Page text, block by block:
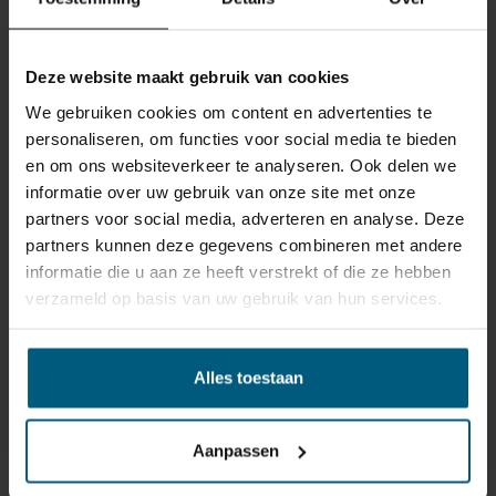
Deze website maakt gebruik van cookies
We gebruiken cookies om content en advertenties te
personaliseren, om functies voor social media te bieden
en om ons websiteverkeer te analyseren. Ook delen we
informatie over uw gebruik van onze site met onze
partners voor social media, adverteren en analyse. Deze
partners kunnen deze gegevens combineren met andere
informatie die u aan ze heeft verstrekt of die ze hebben
verzameld op basis van uw gebruik van hun services.
Alles toestaan
Aanpassen
ABNEHMBARE UND WASCHBARE
HÜLLE
Die praktische Matratzenhülle der Bodyprint Wave
Matratze ist leicht abnehmbar und bei 60 Grad Celsius
waschbar. Dadurch ist die Pflege einfach, und Sie
genießen stets eine hygienische Schlafumgebung –
Ihre Matratze bleibt frisch und sauber.
TENCEL-BEZUG
und geben sie wieder ab. Im Sommer kühl, im Winter
warm. Die Fasern aus Eukalyptusholz sind fein, seidig
daher keine Hautreizungen. Zudem sind die Fasern
biologisch abbaubar, und der Produktionsprozess
schont die Umwelt, indem z. B. der Wasserverbrauch
IM UMKREIS VON 40 KM UM JEDE
FILIALE LIEFERN UND
MONTIEREN WIR
BOXSPRINGBETTEN/BETTEN AB
€ 1000,- KOSTENLOS.